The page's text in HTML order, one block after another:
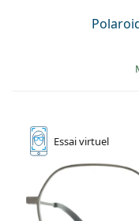
Essaivirtuel